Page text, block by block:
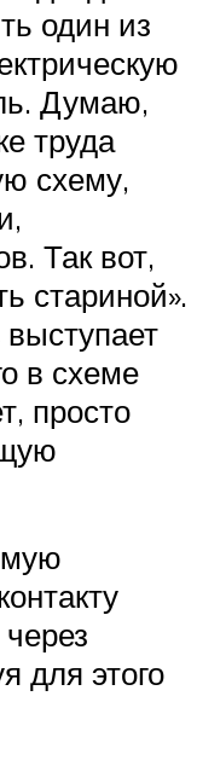
один из
Думаю,
труда
схему,
Так вот,
стариной».
в схеме
просто
для этого